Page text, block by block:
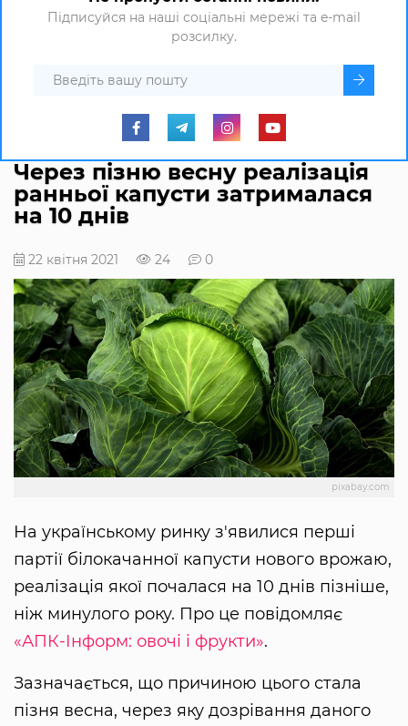
Підписуйся на наші соціальні мережі та e-mail
розсилку.
Через пізню весну реалізація
ранньої капусти затрималася
на 10 днів
22 квітня 2021 24 0
pixabay.com
На українському ринку з'явилися перші
партії білокачанної капусти нового врожаю,
реалізація якої почалася на 10 днів пізніше,
ніж минулого року. Про це повідомляє
«АПК-Інформ: овочі і фрукти».
Зазначається, що причиною цього стала
пізня весна, через яку дозрівання даного